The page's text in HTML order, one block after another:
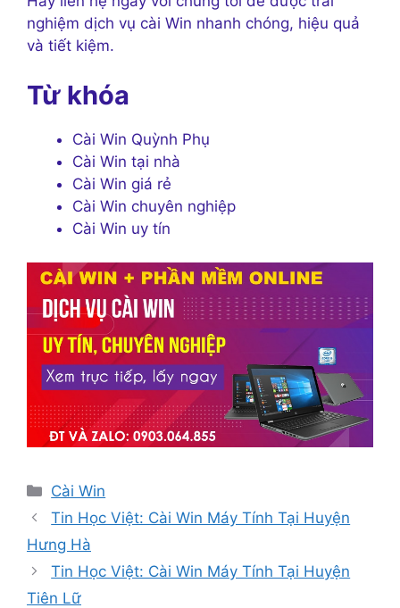
nghiệm dịch vụ cài Win nhanh chóng, hiệu quả
và tiết kiệm.
Từ khóa
Cài Win Quỳnh Phụ
Cài Win tại nhà
Cài Win giá rẻ
Cài Win chuyên nghiệp
Cài Win uy tín
Danh
mục
Cài Win
Tin Học Việt: Cài Win Máy Tính Tại Huyện
Hưng Hà
Tin Học Việt: Cài Win Máy Tính Tại Huyện
Tiên Lữ